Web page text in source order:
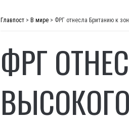
Главпост > В мире > ФРГ отнесла Британию к
ФРГ